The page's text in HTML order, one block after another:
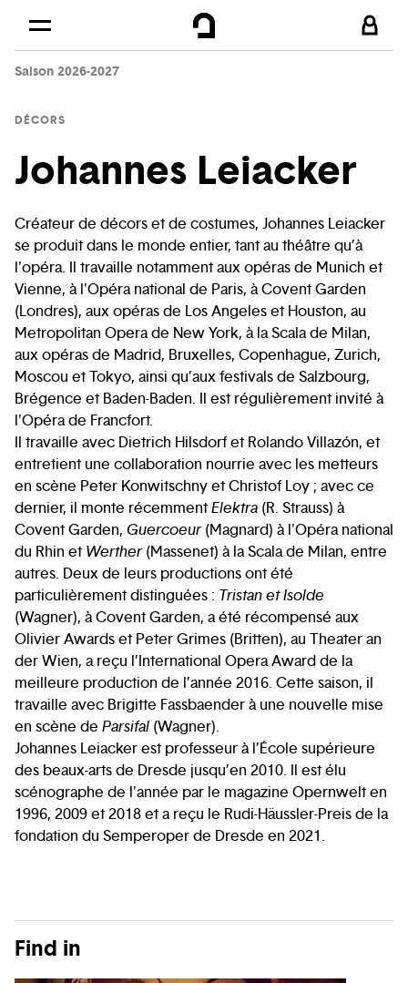
Skip to
Saison 2026-2027
DÉCORS
Johannes Leiacker
Créateur de décors et de costumes, Johannes Leiacker
se produit dans le monde entier, tant au théâtre qu’à
l'opéra. Il travaille notamment aux opéras de Munich et
Vienne, à l'Opéra national de Paris, à Covent Garden
(Londres), aux opéras de Los Angeles et Houston, au
Metropolitan Opera de New York, à la Scala de Milan,
aux opéras de Madrid, Bruxelles, Copenhague, Zurich,
Moscou et Tokyo, ainsi qu’aux festivals de Salzbourg,
Brégence et Baden-Baden. Il est régulièrement invité à
l'Opéra de Francfort.
Il travaille avec Dietrich Hilsdorf et Rolando Villazón, et
entretient une collaboration nourrie avec les metteurs
en scène Peter Konwitschny et Christof Loy ; avec ce
dernier, il monte récemmentElektra (R. Strauss) à
Covent Garden, Guercoeur(Magnard) à l'Opéra national
du Rhin et Werther(Massenet) à la Scala de Milan, entre
autres. Deux de leurs productions ont été
particulièrement distinguées : Tristan et Isolde
(Wagner), à Covent Garden, a été récompensé aux
Olivier Awards et Peter Grimes (Britten), au Theater an
der Wien, a reçu l’International Opera Award de la
meilleure production de l’année 2016. Cette saison, il
travaille avec Brigitte Fassbaender à une nouvelle mise
en scène de Parsifal (Wagner).
Johannes Leiacker est professeur à l’École supérieure
des beaux-arts de Dresde jusqu’en 2010. Il est élu
scénographe de l'année par le magazine Opernwelt en
1996, 2009 et 2018 et a reçu le Rudi-Häussler-Preis de la
fondation du Semperoper de Dresde en 2021.
Find in